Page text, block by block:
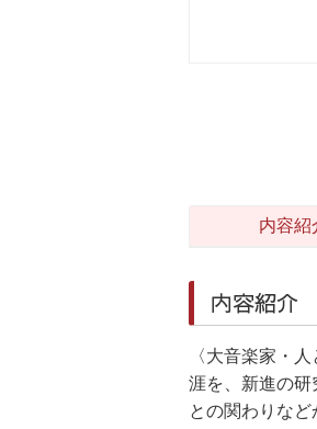
内容紹
内容紹介
〈大音楽家・
涯を、新進の
との関わりな